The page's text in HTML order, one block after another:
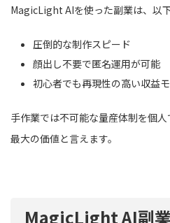
MagicLight AIを使った副業は、以
圧倒的な制作スピード
顔出し不要で匿名運用が可能
初心者でも再現性の高い収益
手作業では不可能な量産体制を個
最大の価値と言えます。
MagicLight AI副